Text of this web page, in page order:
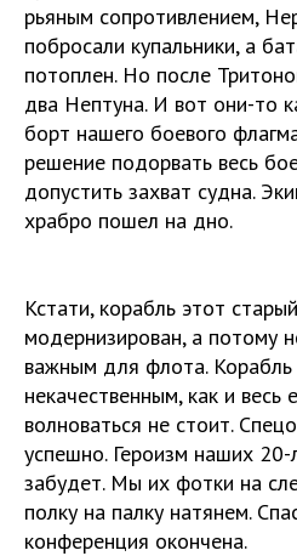
рьяным сопротивлением,
побросали купальники, а
потоплен. Но после
два Нептуна. И вот они-то
борт нашего боевого
решение подорвать весь
допустить захват судна.
храбро пошел на дно.
Кстати, корабль этот
модернизирован, а потому
важным для флота.
некачественным, как и весь
волноваться не стоит.
успешно. Героизм наших
забудет. Мы их фотки на
полку на палку натянем.
конференция окончена.